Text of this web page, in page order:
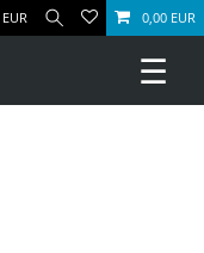
EUR 0,00 EUR
☰